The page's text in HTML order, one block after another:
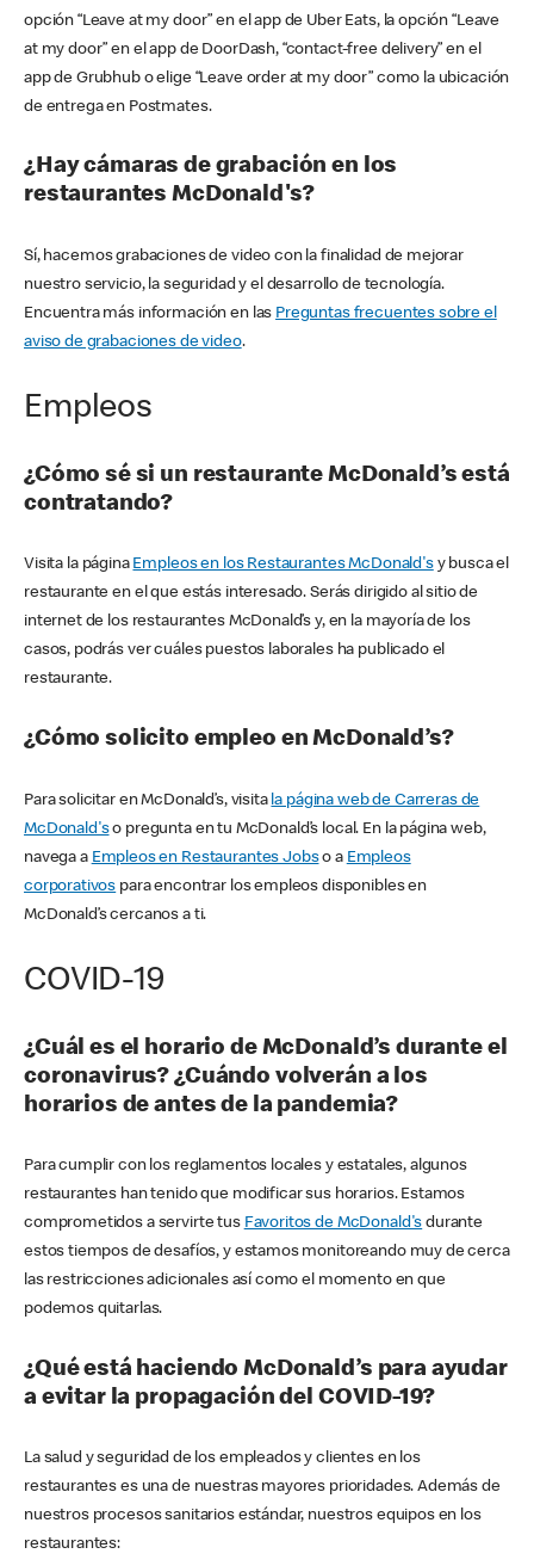
opción “Leave at my door” en el app de Uber Eats, la opción “Leave
at my door” en el app de DoorDash, “contact-free delivery” en el
app de Grubhub o elige “Leave order at my door” como la ubicación
de entrega en Postmates.
¿Hay cámaras de grabación en los
restaurantes McDonald's?
Sí, hacemos grabaciones de video con la finalidad de mejorar
nuestro servicio, la seguridad y el desarrollo de tecnología.
Encuentra más información en las Preguntas frecuentes sobre el
aviso de grabaciones de video.
Empleos
¿Cómo sé si un restaurante McDonald’s está
contratando?
Visita la página Empleos en los Restaurantes McDonald'sy busca el
restaurante en el que estás interesado. Serás dirigido al sitio de
internet de los restaurantes McDonald’s y, en la mayoría de los
casos, podrás ver cuáles puestos laborales ha publicado el
restaurante.
¿Cómo solicito empleo en McDonald’s?
Para solicitar en McDonald’s, visita la página web de Carreras de
McDonald'so pregunta en tu McDonald’s local. En la página web,
navega a Empleos en Restaurantes Jobso a Empleos
corporativos para encontrar los empleos disponibles en
McDonald’s cercanos a ti.
COVID-19
¿Cuál es el horario de McDonald’s durante el
coronavirus? ¿Cuándo volverán a los
horarios de antes de la pandemia?
Para cumplir con los reglamentos locales y estatales, algunos
restaurantes han tenido que modificar sus horarios. Estamos
comprometidos a servirte tus Favoritos de McDonald's durante
estos tiempos de desafíos, y estamos monitoreando muy de cerca
las restricciones adicionales así como el momento en que
podemos quitarlas.
¿Qué está haciendo McDonald’s para ayudar
a evitar la propagación del COVID-19?
La salud y seguridad de los empleados y clientes en los
restaurantes es una de nuestras mayores prioridades. Además de
nuestros procesos sanitarios estándar, nuestros equipos en los
restaurantes: